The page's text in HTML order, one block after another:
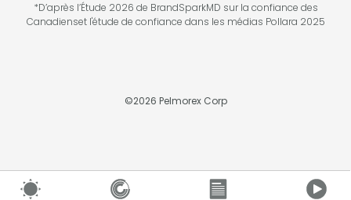
*D’après l’Étude 2026 de BrandSparkMD sur la confiance des
Canadienset l'étude de confiance dans les médias Pollara 2025
©2026 Pelmorex Corp